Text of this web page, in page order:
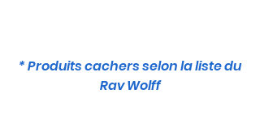
* Produits cachers selon la liste du
Rav Wolff